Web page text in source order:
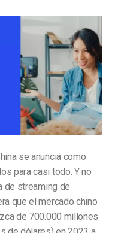
se anuncia como
para casi todo. Y no
de streaming de
que el mercado chino
de 700.000 millones